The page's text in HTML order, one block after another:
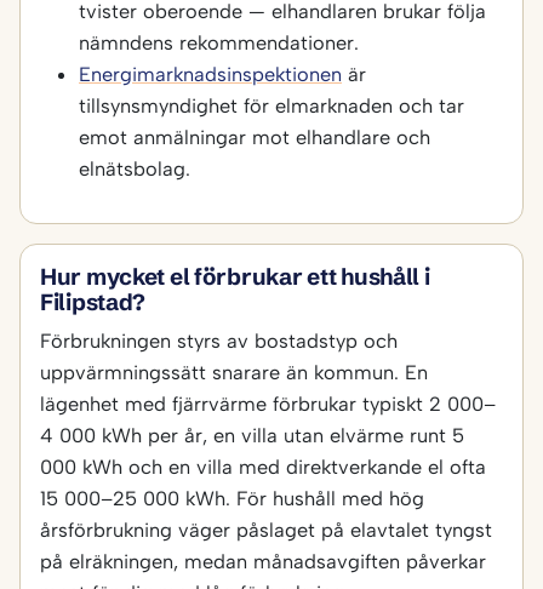
tvister oberoende — elhandlaren brukar följa
nämndens rekommendationer.
Energimarknadsinspektionen är
tillsynsmyndighet för elmarknaden och tar
emot anmälningar mot elhandlare och
elnätsbolag.
Hur mycket el förbrukar ett hushåll i
Filipstad?
Förbrukningen styrs av bostadstyp och
uppvärmningssätt snarare än kommun. En
lägenhet med fjärrvärme förbrukar typiskt 2 000–
4 000 kWh per år, en villa utan elvärme runt 5
000 kWh och en villa med direktverkande el ofta
15 000–25 000 kWh. För hushåll med hög
årsförbrukning väger påslaget på elavtalet tyngst
på elräkningen, medan månadsavgiften påverkar